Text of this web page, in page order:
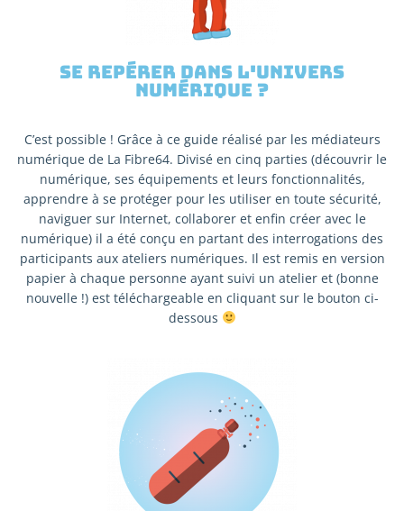
Se repérer dans l'univers
numérique ?
C’est possible ! Grâce à ce guide réalisé par les médiateurs
numérique de La Fibre64. Divisé en cinq parties (découvrir le
numérique, ses équipements et leurs fonctionnalités,
apprendre à se protéger pour les utiliser en toute sécurité,
naviguer sur Internet, collaborer et enfin créer avec le
numérique) il a été conçu en partant des interrogations des
participants aux ateliers numériques. Il est remis en version
papier à chaque personne ayant suivi un atelier et (bonne
nouvelle !) est téléchargeable en cliquant sur le bouton ci-
dessous